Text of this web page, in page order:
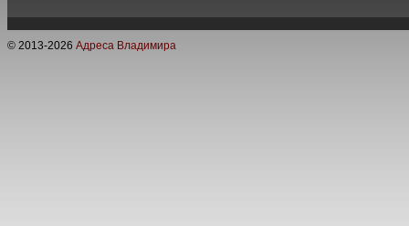
© 2013-2026 Адреса Владимира